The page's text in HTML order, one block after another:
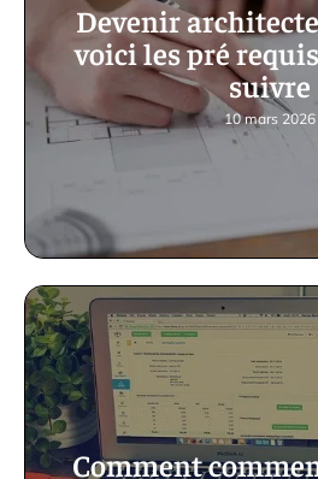
Devenir
voici les pré
suivre
10 mars 2026
Comment